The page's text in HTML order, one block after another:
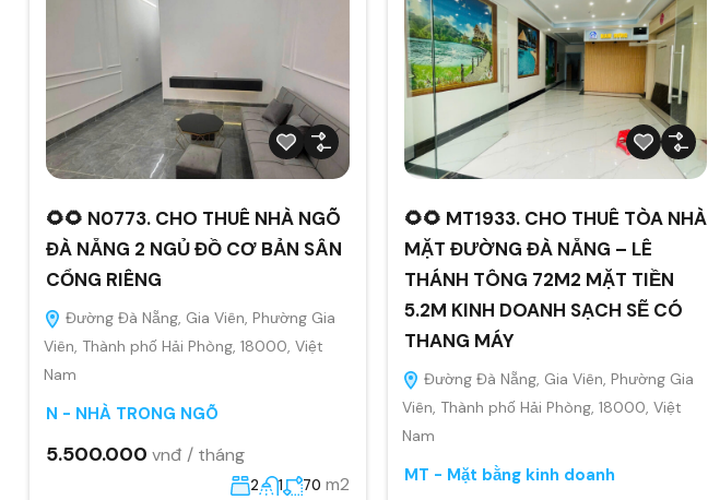
🌻🌻 N0773. CHO THUÊ NHÀ NGÕ
ĐÀ NẴNG 2 NGỦ ĐỒ CƠ BẢN SÂN
CỔNG RIÊNG
Đường Đà Nẵng, Gia Viên, Phường Gia
Viên, Thành phố Hải Phòng, 18000, Việt
Nam
N - NHÀ TRONG NGÕ
5.500.000 vnđ / tháng
2 1 70 m2
🌻🌻 MT1933. CHO THUÊ TÒA NHÀ
MẶT ĐƯỜNG ĐÀ NẴNG – LÊ
THÁNH TÔNG 72M2 MẶT TIỀN
5.2M KINH DOANH SẠCH SẼ CÓ
THANG MÁY
Đường Đà Nẵng, Gia Viên, Phường Gia
Viên, Thành phố Hải Phòng, 18000, Việt
Nam
MT - Mặt bằng kinh doanh